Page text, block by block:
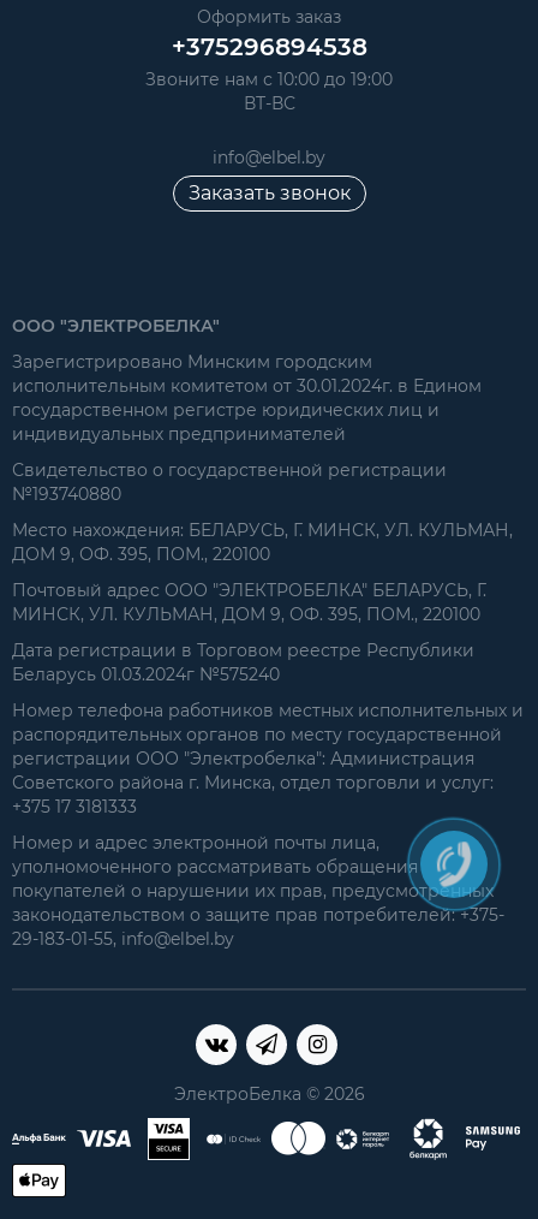
Оформить заказ
+375296894538
Звоните нам с 10:00 до 19:00
ВТ-ВС
info@elbel.by
Заказать звонок
ООО "ЭЛЕКТРОБЕЛКА"
Зарегистрировано Минским городским
исполнительным комитетом от 30.01.2024г. в Едином
государственном регистре юридических лиц и
индивидуальных предпринимателей
Свидетельство о государственной регистрации
№193740880
Место нахождения: БЕЛАРУСЬ, Г. МИНСК, УЛ. КУЛЬМАН,
ДОМ 9, ОФ. 395, ПОМ., 220100
Почтовый адрес ООО "ЭЛЕКТРОБЕЛКА" БЕЛАРУСЬ, Г.
МИНСК, УЛ. КУЛЬМАН, ДОМ 9, ОФ. 395, ПОМ., 220100
Дата регистрации в Торговом реестре Республики
Беларусь 01.03.2024г №575240
Номер телефона работников местных исполнительных и
распорядительных органов по месту государственной
регистрации ООО "Электробелка": Администрация
Советского района г. Минска, отдел торговли и услуг:
+375 17 3181333
Номер и адрес электронной почты лица,
уполномоченного рассматривать обращения
покупателей о нарушении их прав, предусмотренных
законодательством о защите прав потребителей: +375-
29-183-01-55, info@elbel.by
ЭлектроБелка © 2026